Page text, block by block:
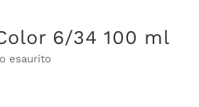
6/34 100 ml
esaurito